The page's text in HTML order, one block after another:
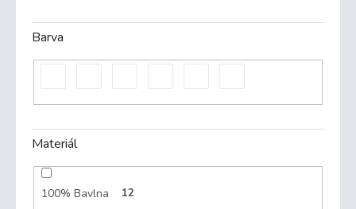
Barva
Materiál
100% Bavlna 12